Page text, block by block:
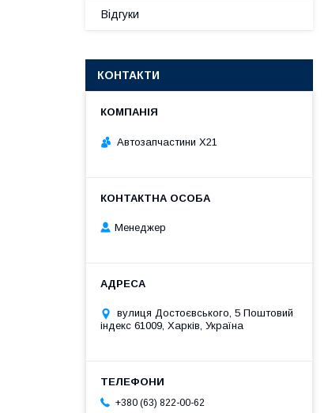
Відгуки
КОНТАКТИ
Автозапчастини X21
Менеджер
вулиця Достоєвського, 5 Поштовий
індекс 61009, Харків, Україна
+380 (63) 822-00-62